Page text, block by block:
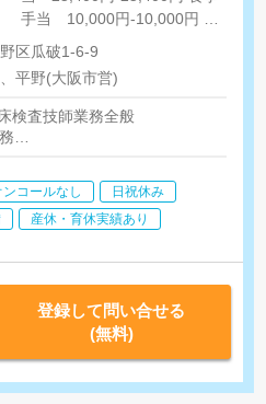
手当 10,000円-10,000円 住
宅手当 10,000円-10,000円
職務手当 10,000円-10,000
円 [その他手当] 役職手当
30,000円-50,000円 皆勤手
検査士） 10,000円
区瓜破1-6-9
平野(大阪市営)
検査技師業務全般
）
ど
コールなし
日祝休み
産休・育休実績あり
登録して問い合せる
(無料)